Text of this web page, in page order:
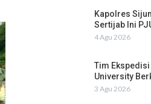
Kapolres
Sertijab Ini
4 Agu 2026
Tim Ekspedisi
University
3 Agu 2026